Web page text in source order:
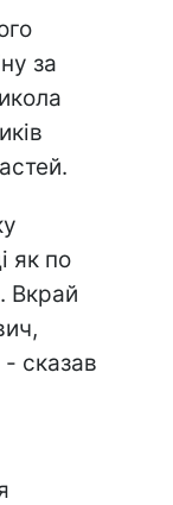
за
як по
Вкрай
- сказав